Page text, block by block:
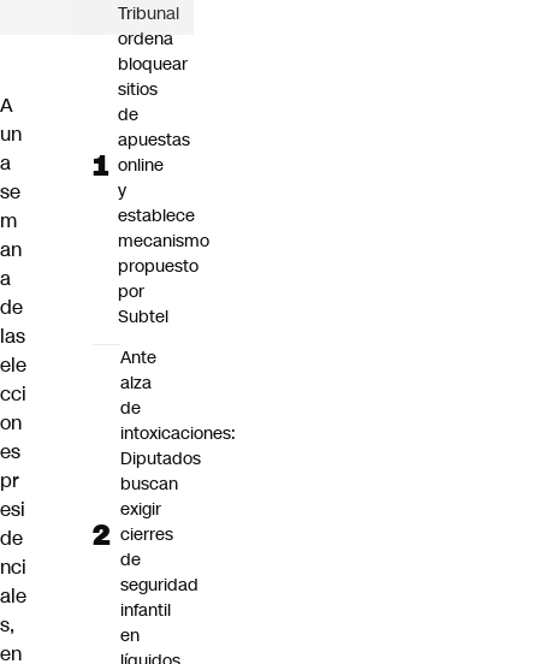
A
un
a
se
m
an
a
de
las
ele
cci
on
es
pr
esi
de
nci
ale
s,
en
Tribunal
ordena
bloquear
sitios
de
apuestas
online
y
establece
mecanismo
propuesto
por
Subtel
Ante
alza
de
intoxicaciones:
Diputados
buscan
exigir
cierres
de
seguridad
infantil
en